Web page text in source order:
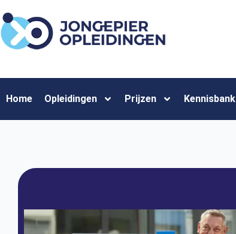
Home Opleidingen Prijzen Kennisbank